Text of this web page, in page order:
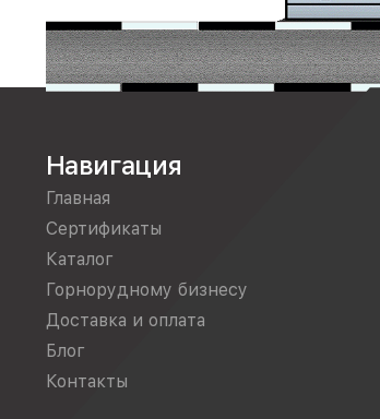
Навигация
Главная
Сертификаты
Каталог
Горнорудному бизнесу
Доставка и оплата
Блог
Контакты